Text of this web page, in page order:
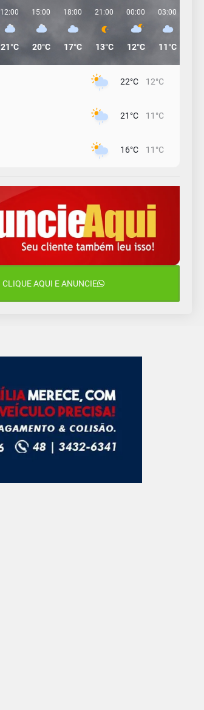
12:00
21°C
15:00
20°C
18:00
17°C
21:00
13°C
00:00
12°C
03:00
11°C
22°C 12°C
21°C 11°C
16°C 11°C
15°C 11°C
14°C 11°C
CLIQUE AQUI E ANUNCIE